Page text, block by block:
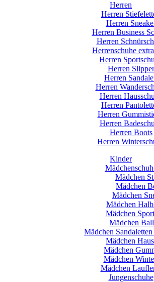
Herren
Herren
Herren
Herren Business
Herren
Herrenschuhe
Herren
Herren Slipper
Herren
Herren
Herren
Herren
Herren
Herren
Herren Boots
Herren
Kinder
Mädchen
Mädchen
Mädchen
Mädchen
Mädchen
Mädchen
Mädchen
Mädchen
Mädchen
Mädchen
Mädchen
Jungenschuhe